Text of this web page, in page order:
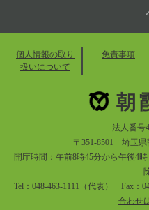
個人情報の取り
扱いについて
免責事項
朝
法人番号
〒351-8501 埼玉県
開庁時間：午前8時45分から午後4
Tel：048-463-1111（代表） Fax：
合わせ